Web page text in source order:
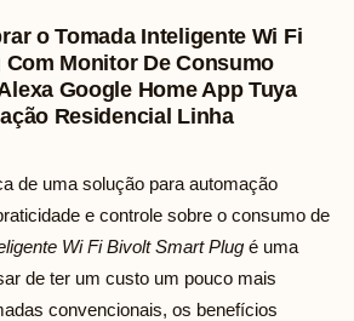
o Tomada Inteligente Wi Fi
Monitor De Consumo
Google Home App Tuya
Residencial Linha
de uma solução para automação
e controle sobre o consumo de
Wi Fi Bivolt Smart Plug é uma
de ter um custo um pouco mais
convencionais, os benefícios